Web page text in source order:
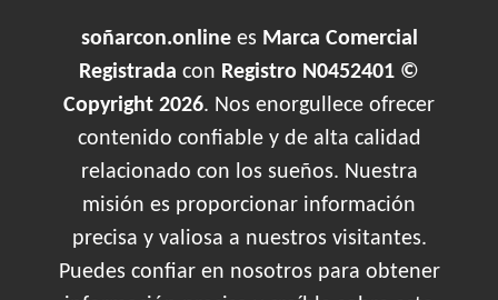
soñarcon.onlinees Marca Comercial
Registrada con Registro N0452401 ©
Copyright 2026. Nos enorgullece ofrecer
contenido confiable y de alta calidad
relacionado con los sueños. Nuestra
misión es proporcionar información
precisa y valiosa a nuestros visitantes.
Puedes confiar en nosotros para obtener